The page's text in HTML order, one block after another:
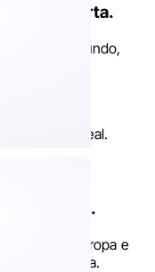
importa.
por segundo,
en tiempo real.
España, Europa e
integrada.